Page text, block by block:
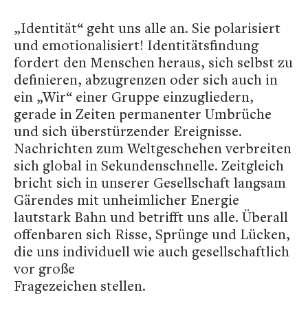
„Identität“ geht uns alle an. Sie polarisiert
und emotionalisiert! Identitätsfindung
fordert den Menschen heraus, sich selbst zu
definieren, abzugrenzen oder sich auch in
ein „Wir“ einer Gruppe einzugliedern,
gerade in Zeiten permanenter Umbrüche
und sich überstürzender Ereignisse.
Nachrichten zum Weltgeschehen verbreiten
sich global in Sekundenschnelle. Zeitgleich
bricht sich in unserer Gesellschaft langsam
Gärendes mit unheimlicher Energie
lautstark Bahn und betrifft uns alle. Überall
offenbaren sich Risse, Sprünge und Lücken,
die uns individuell wie auch gesellschaftlich
vor große
Fragezeichen stellen.